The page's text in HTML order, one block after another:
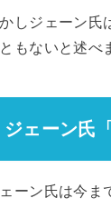
しジェーン氏
もないと述べ
ジェーン氏
ーン氏は今ま